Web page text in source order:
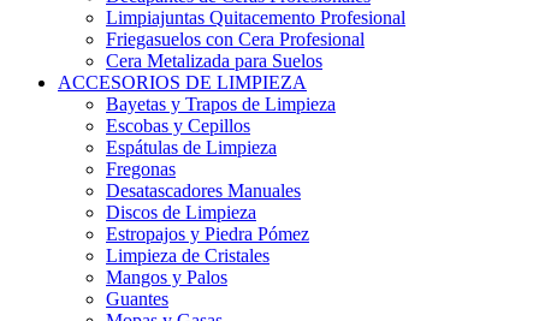
Limpiajuntas Quitacemento Profesional
Friegasuelos con Cera Profesional
Cera Metalizada para Suelos
ACCESORIOS DE LIMPIEZA
Bayetas y Trapos de Limpieza
Escobas y Cepillos
Espátulas de Limpieza
Fregonas
Desatascadores Manuales
Discos de Limpieza
Estropajos y Piedra Pómez
Limpieza de Cristales
Mangos y Palos
Guantes